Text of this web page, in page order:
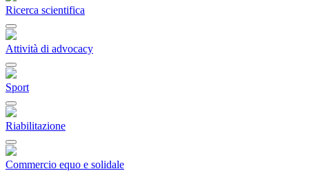
Ricerca scientifica
Attività di advocacy
Sport
Riabilitazione
Commercio equo e solidale